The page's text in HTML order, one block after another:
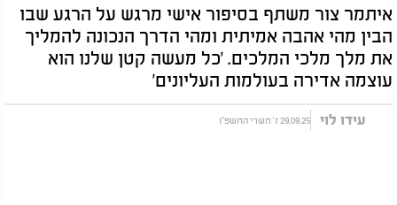
איתמר צור משתף בסיפור אישי מרגש על הרגע שבו
הבין מהי אהבה אמיתית ומהי הדרך הנכונה להמליך
את מלך מלכי המלכים. 'כל מעשה קטן שלנו הוא
עוצמה אדירה בעולמות העליונים'
עידו לוי 29.09.25 ז' תשרי התשפ"ו